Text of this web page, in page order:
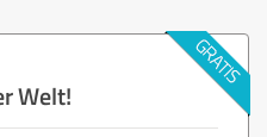
Welt!